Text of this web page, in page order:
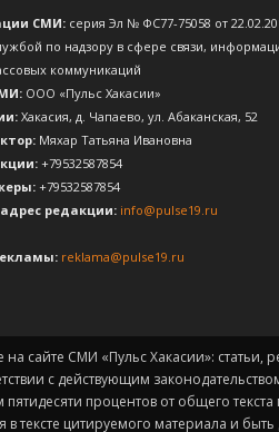
СМИ: серия Эл № ФС77-75058 от
по надзору в сфере связи,
коммуникаций
ООО «Пульс Хакасии»
Хакасия, д. Чапаево, ул. Абаканская, 52
Мяхар Татьяна Ивановна
+79532587854
+79532587854
редакции: info@pulse19.ru
reklama@pulse19.ru
сайте СМИ «Пульс Хакасии»:
с действующим
процентов от общего
тексте цитируемого материала и